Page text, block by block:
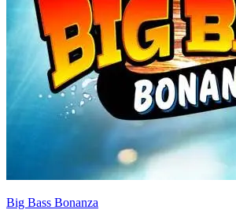
Big Bass Bonanza